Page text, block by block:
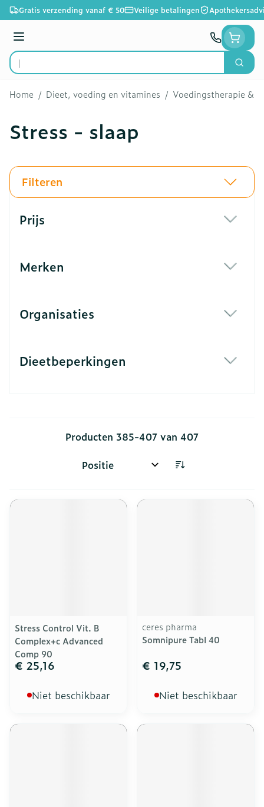
Ga naar de inhoud
Gratis verzending vanaf € 50 Veilige betalingen
Menu
Product, merk, categorie...
Zoek
Home / Dieet, voeding en vitamines / Voedingstherapie &
Stress - slaap
Filteren
Prijs
Merken
Organisaties
Dieetbeperkingen
Producten 385-407 van 407
Sorteer op:
Stress Control Vit. B
Complex+c Advanced
Comp 90
€ 25,16
Niet beschikbaar
ceres pharma
Somnipure Tabl 40
€ 19,75
Niet beschikbaar